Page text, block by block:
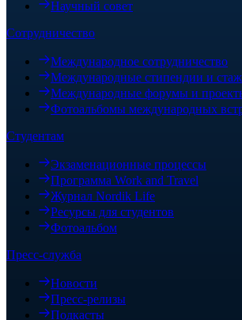
Научный совет
Сотрудничество
Международное сотрудничество
Международные стипендии и
Международные форумы и
Фотоальбомы международных
Студентам
Экзаменационные процессы
Программа Work and Travel
Журнал Nordik Life
Ресурсы для студентов
Фотоальбом
Пресс-служба
Новости
Пресс-релизы
Подкасты